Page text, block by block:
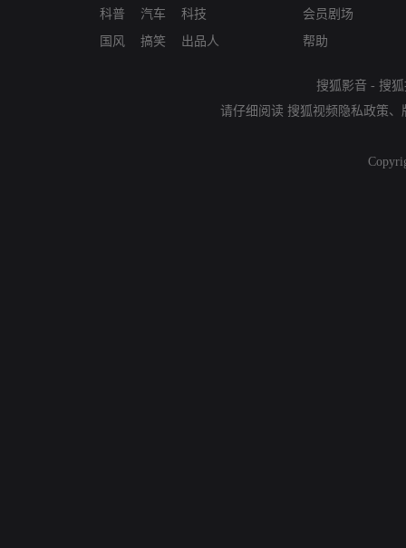
科普
国风
汽车
搞笑
科技
出品人
会员剧场
帮助
搜狐影音 - 搜
请仔细阅读 搜狐视频隐私政策、